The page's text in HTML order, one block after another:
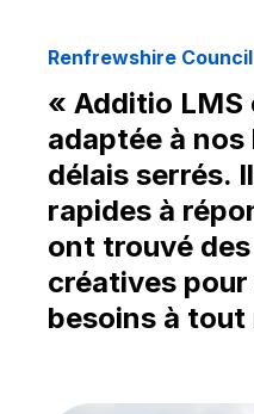
Français
Renfrewshire Council
« Additio LMS
adaptée à
délais serrés.
rapides à
ont trouvé
créatives
besoins à tout